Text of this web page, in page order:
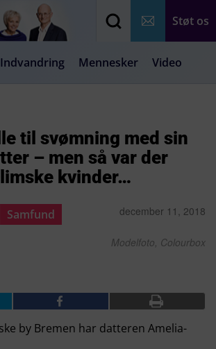
Støt os
Indvandring Mennesker Video
til svømning med sin
– men så var der
kvinder…
Samfund december 11, 2018
Modelfoto, Colourbox
by Bremen har datteren Amelia-